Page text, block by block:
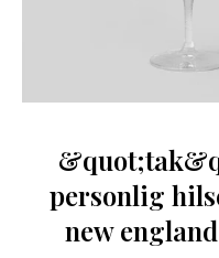
personlig
new